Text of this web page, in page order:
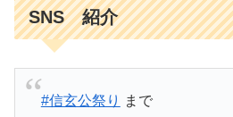
SNS 紹介
#信玄公祭り
まで